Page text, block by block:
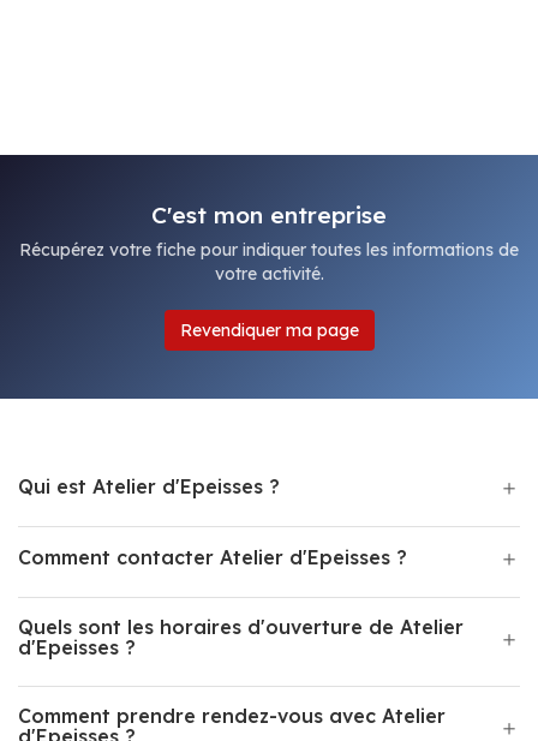
C'est mon entreprise
Récupérez votre fiche pour indiquer toutes les informations de
votre activité.
Revendiquer ma page
Qui est Atelier d'Epeisses ?
Comment contacter Atelier d'Epeisses ?
Quels sont les horaires d'ouverture de Atelier
d'Epeisses ?
Comment prendre rendez-vous avec Atelier
d'Epeisses ?